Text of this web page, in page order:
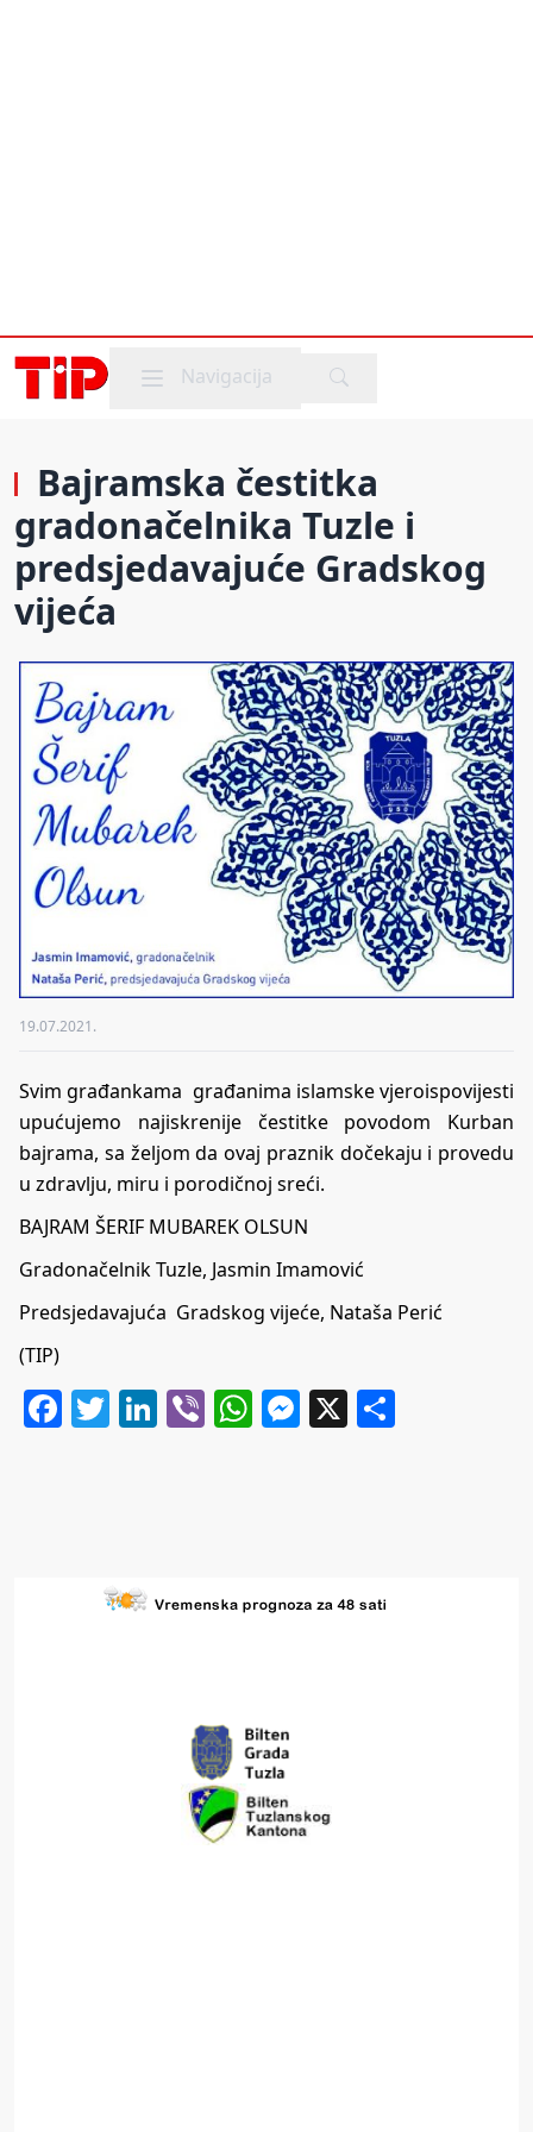
Mobile menu
Navigacija
Bajramska čestitka
gradonačelnika Tuzle i
predsjedavajuće Gradskog
vijeća
19.07.2021.
Svim građankama građanima islamske vjeroispovijesti
upućujemo najiskrenije čestitke povodom Kurban
bajrama, sa željom da ovaj praznik dočekaju i provedu
u zdravlju, miru i porodičnoj sreći.
BAJRAM ŠERIF MUBAREK OLSUN
Gradonačelnik Tuzle, Jasmin Imamović
Predsjedavajuća Gradskog vijeće, Nataša Perić
(TIP)
Facebook
Twitter
LinkedIn
ViberWhatsApp
Messenger
X